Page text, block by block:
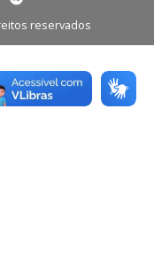
reservados